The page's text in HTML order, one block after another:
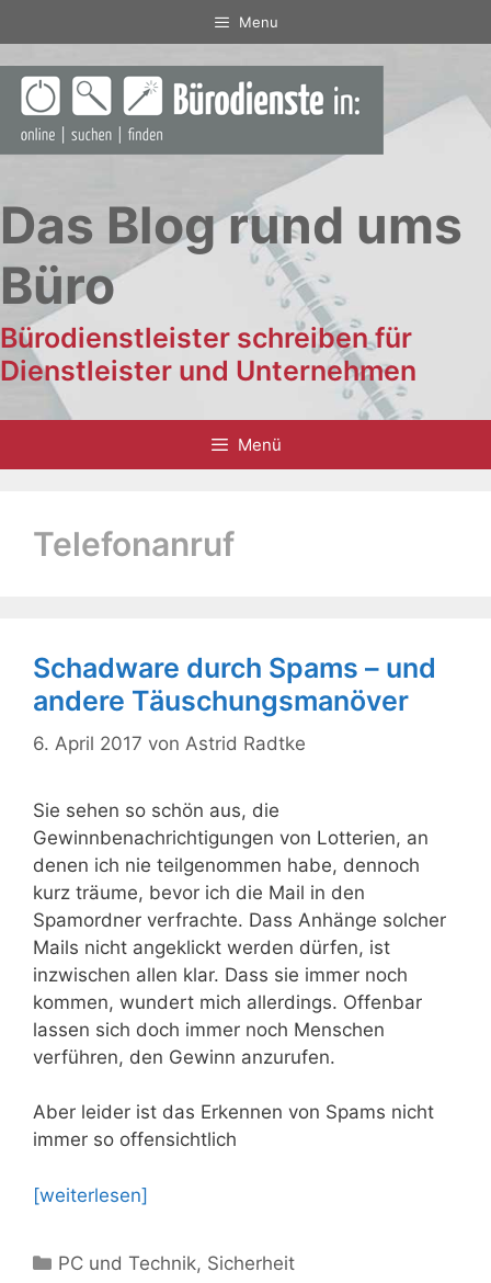
Inhalt
springen
Menu
Das Blog rund ums
Büro
Bürodienstleister schreiben für
Dienstleister und Unternehmen
Menü
Telefonanruf
Schadware durch Spams – und
andere Täuschungsmanöver
6. April 2017 von Astrid Radtke
Sie sehen so schön aus, die
Gewinnbenachrichtigungen von Lotterien, an
denen ich nie teilgenommen habe, dennoch
kurz träume, bevor ich die Mail in den
Spamordner verfrachte. Dass Anhänge solcher
Mails nicht angeklickt werden dürfen, ist
inzwischen allen klar. Dass sie immer noch
kommen, wundert mich allerdings. Offenbar
lassen sich doch immer noch Menschen
verführen, den Gewinn anzurufen.
Aber leider ist das Erkennen von Spams nicht
immer so offensichtlich
[weiterlesen]
Kategorien
PC und Technik, Sicherheit